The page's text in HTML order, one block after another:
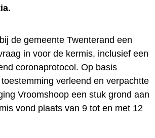
de gemeente Twenterand een
in voor de kermis, inclusief een
coronaprotocol. Op basis
verleend en verpachtte
Vroomshoop een stuk grond aan
vond plaats van 9 tot en met 12